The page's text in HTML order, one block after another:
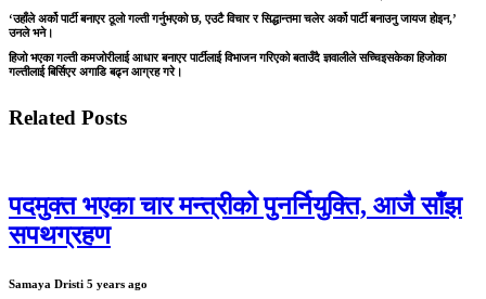
‘उहाँले अर्को पार्टी बनाएर ठूलो गल्ती गर्नुभएको छ, एउटै विचार र सिद्धान्तमा चलेर अर्को पार्टी बनाउनु जायज होइन,’
उनले भने।
हिजो भएका गल्ती कमजोरीलाई आधार बनाएर पार्टीलाई विभाजन गरिएको बताउँदै ज्ञवालीले सच्चिइसकेका हिजोका
गल्तीलाई बिर्सिएर अगाडि बढ्न आग्रह गरे।
Related Posts
पदमुक्त भएका चार मन्त्रीको पुनर्नियुक्ति, आजै साँझ
सपथग्रहण
Samaya Dristi 5 years ago